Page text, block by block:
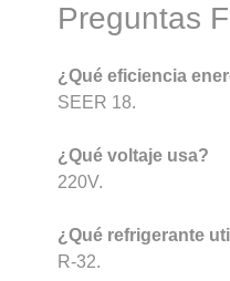
Preguntas
¿Qué eficiencia
SEER 18.
¿Qué voltaje usa?
220V.
¿Qué refrigerante
R-32.